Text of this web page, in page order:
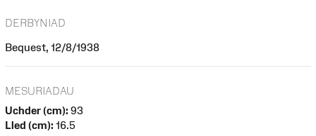
DERBYNIAD
Bequest, 12/8/1938
MESURIADAU
Uchder (cm): 93
Lled (cm): 16.5